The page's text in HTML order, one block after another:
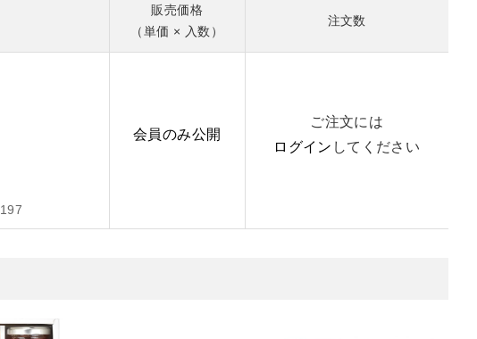
販売価格
（単価 × 入数）
注文数
会員のみ公開
ご注文には
ログイン してください